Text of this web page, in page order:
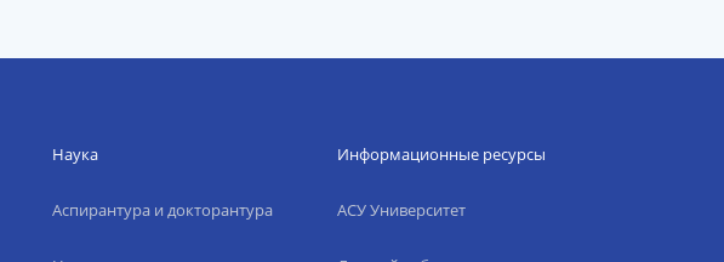
Наука
Аспирантура и докторантура
Информационные ресурсы
АСУ Университет